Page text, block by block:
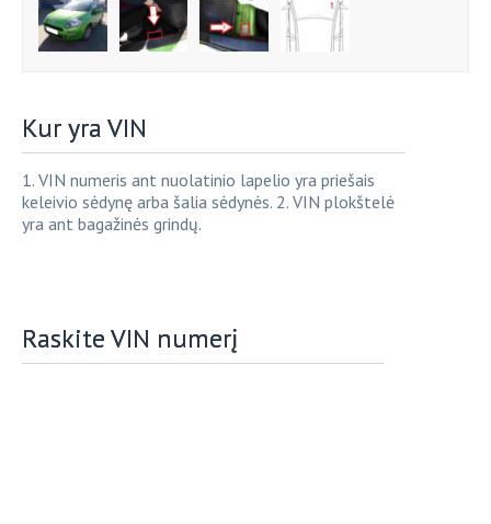
Kur yra VIN
1. VIN numeris ant nuolatinio lapelio yra priešais
keleivio sėdynę arba šalia sėdynės. 2. VIN plokštelė
yra ant bagažinės grindų.
Raskite VIN numerį